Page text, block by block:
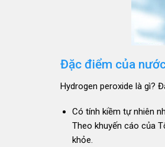
Đặc điểm của
Hydrogen peroxide là gì?
Có tính kiềm tự nhiên
Theo khuyến cáo của
khỏe.